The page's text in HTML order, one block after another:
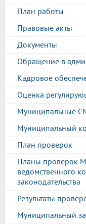
План работы
Правовые акты
Документы
Обращение в
Кадровое
Оценка
Муниципальные
Муниципальный
План проверок
Планы проверок
ведомственного
законодательства
Результаты
Муниципальный